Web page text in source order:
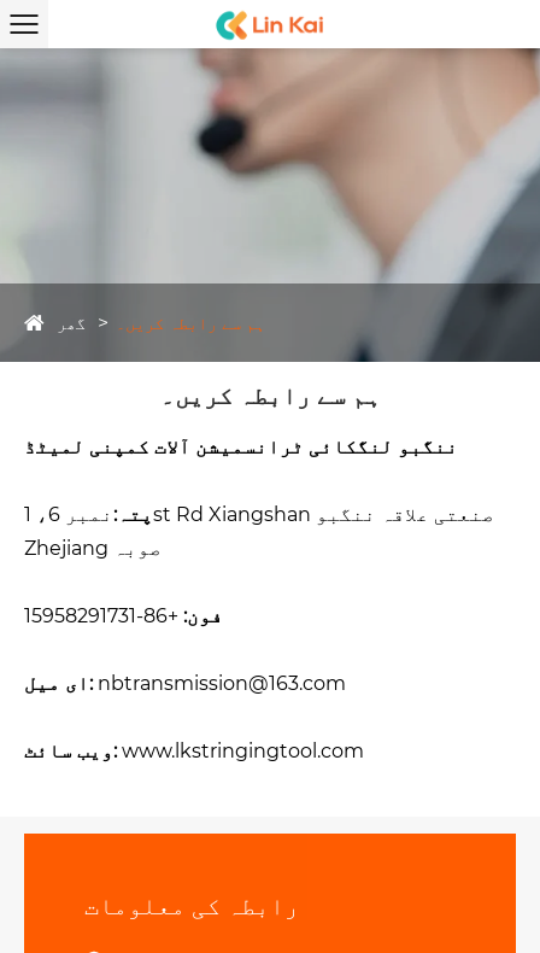
گھر ہم سے رابطہ کریں۔
ہم سے رابطہ کریں۔
ننگبو لنگکائی ٹرانسمیشن آلات کمپنی لمیٹڈ
پتہ:
نمبر 6، 1st Rd Xiangshan صنعتی علاقہ ننگبو
Zhejiang صوبہ
فون: +86-15958291731
ای میل: nbtransmission@163.com
ویب سائٹ: www.lkstringingtool.com
رابطہ کی معلومات